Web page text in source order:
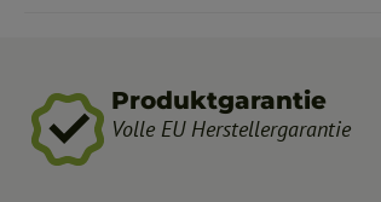
Produktgarantie
Volle EU Herstellergarantie